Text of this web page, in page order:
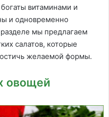
витаминами и
и одновременно
мы предлагаем
салатов, которые
желаемой формы.
овощей